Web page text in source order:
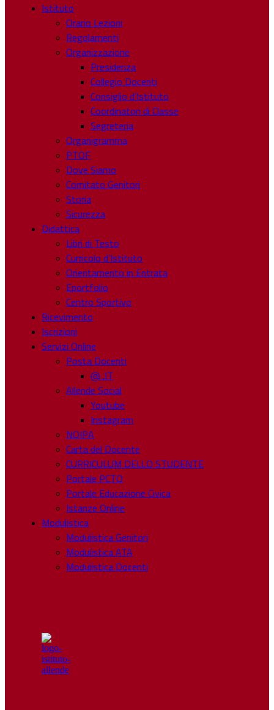
Istituto
Orario Lezioni
Regolamenti
Organizzazione
Presidenza
Collegio Docenti
Consiglio d’Istituto
Coordinatori di Classe
Segreteria
Organigramma
PTOF
Dove Siamo
Comitato Genitori
Storia
Sicurezza
Didattica
Libri di Testo
Curricolo d’Istituto
Orientamento in Entrata
Eportfolio
Centro Sportivo
Ricevimento
Iscrizioni
Servizi Online
Posta Docenti
@ .IT
Allende Social
Youtube
Instagram
NOIPA
Carta del Docente
CURRICULUM DELLO STUDENTE
Portale PCTO
Portale Educazione Civica
Istanze Online
Modulistica
Modulistica Genitori
Modulistica ATA
Modulistica Docenti